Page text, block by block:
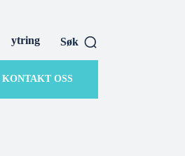
ytring Søk
KONTAKT OSS